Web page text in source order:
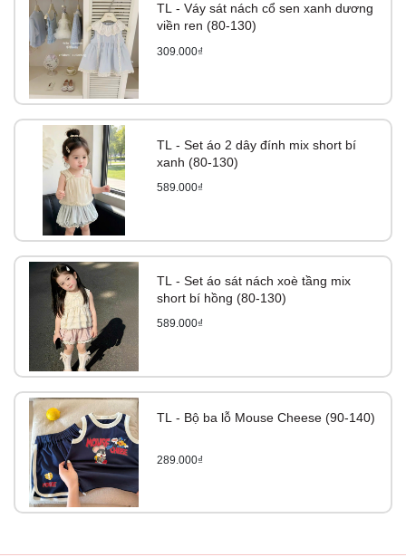
TL - Váy sát nách cổ sen xanh dương
viền ren (80-130)
309.000₫
TL - Set áo 2 dây đính mix short bí
xanh (80-130)
589.000₫
TL - Set áo sát nách xoè tầng mix
short bí hồng (80-130)
589.000₫
TL - Bộ ba lỗ Mouse Cheese (90-140)
289.000₫